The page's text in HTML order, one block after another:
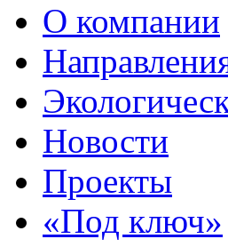
О компании
Новости
Проекты
«Под ключ»